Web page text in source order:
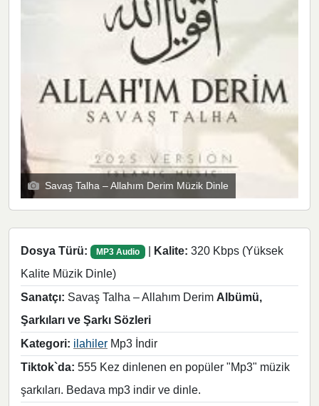
Savaş Talha – Allahım Derim Müzik Dinle
Dosya Türü: MP3 Audio | Kalite: 320 Kbps (Yüksek
Kalite Müzik Dinle)
Sanatçı: Savaş Talha – Allahım Derim Albümü,
Şarkıları ve Şarkı Sözleri
Kategori: ilahiler Mp3 İndir
Tiktok`da: 555 Kez dinlenen en popüler "Mp3" müzik
şarkıları. Bedava mp3 indir ve dinle.